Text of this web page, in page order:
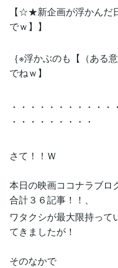
【☆★新企画が浮かん
でｗ】】
｛※浮かぶのも【（ある
でねｗ】
・・・・・・・・・・
・・・・・・・・・
さて！！Ｗ
本日の映画ココナラブロ
合計３６記事！！、
ワタクシが最大限持って
てきましたが！
そのなかで